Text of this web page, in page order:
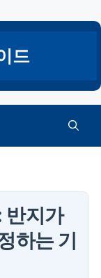
드
반지가
하는 기